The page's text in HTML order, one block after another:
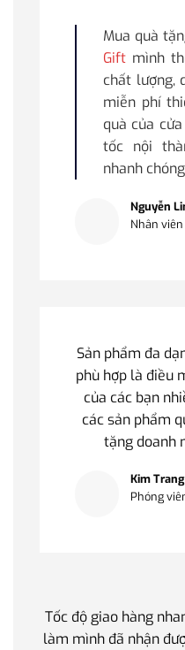
Mua quà
Gift mình
chất lượng,
miễn phí
quà của
tốc nội
nhanh
Nguyễn
Nhân viên
Sản phẩm đa
phù hợp là điều
của các bạn
các sản phẩm
tặng doanh
Kim Trang
Phóng
Tốc độ giao hàng
làm mình đã nhận